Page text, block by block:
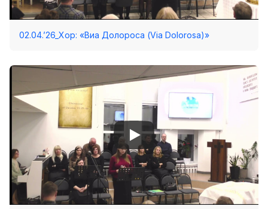
Видео Воскресной школы
Фото
Пожертвования
02.04.’26_Хор: «Виа Долороса (Via Dolorosa)»